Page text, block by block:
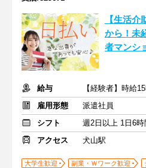
【生活
から！未
者マンシ
給与
雇用形態
派遣社員
シフト
週2日以上 1日6
アクセス
犬山駅
大学生歓迎 副業・Ｗワーク歓迎